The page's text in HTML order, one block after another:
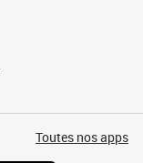
Toutes nos apps